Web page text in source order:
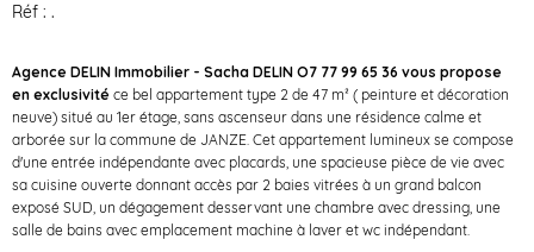
Réf : .
Agence DELIN Immobilier - Sacha DELIN O7 77 99 65 36 vous propose
en exclusivité ce bel appartement type 2 de 47 m² ( peinture et décoration
neuve) situé au 1er étage, sans ascenseur dans une résidence calme et
arborée sur la commune de JANZE. Cet appartement lumineux se compose
d'une entrée indépendante avec placards, une spacieuse pièce de vie avec
sa cuisine ouverte donnant accès par 2 baies vitrées à un grand balcon
exposé SUD, un dégagement desservant une chambre avec dressing, une
salle de bains avec emplacement machine à laver et wc indépendant.